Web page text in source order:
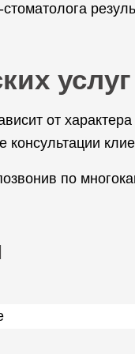
услуг
от
консультации
по